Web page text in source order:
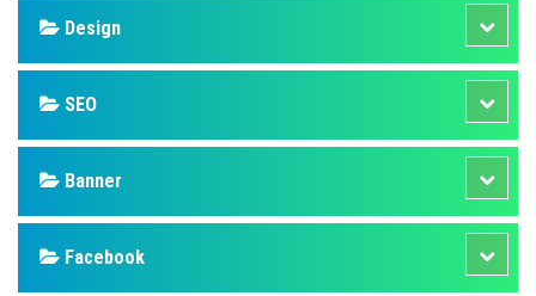
Design
SEO
Banner
Facebook